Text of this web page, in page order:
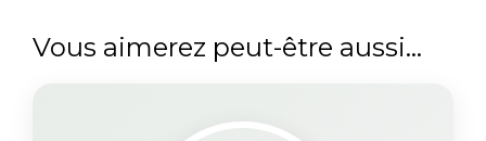
Vous aimerez peut-être aussi…